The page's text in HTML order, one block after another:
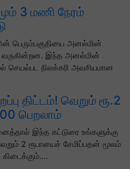
3 மணி நேரம்
பெரும்பகுதியை அனல்மின்
வருகின்றன. இந்த அனல்மின்
செயல்பட நிலக்கரி அவசியமான
திட்டம்! வெறும் ரூ.2
பெறலாம்
இந்த கட்டுரை உங்களுக்கு
2 ரூபாயைச் சேமிப்பதன் மூலம்
கிடைக்கும்.…